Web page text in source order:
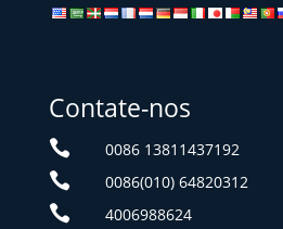
Contate-nos
 0086 13811437192
 0086(010) 64820312
 4006988624